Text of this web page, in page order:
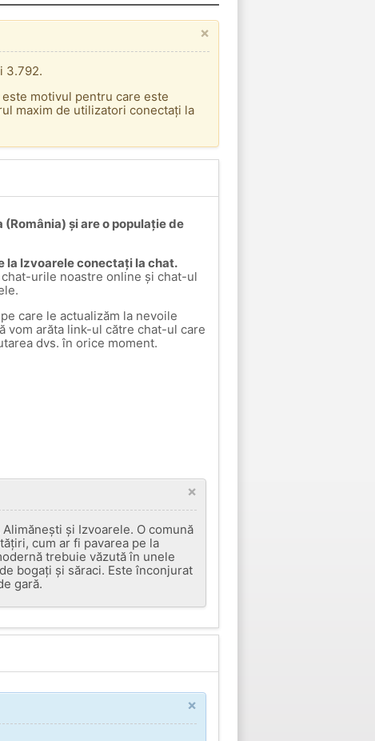
×
3.792.
motivul pentru care este
maxim de utilizatori conectați la
și are o populație de
la Izvoarele conectați la chat.
urile noastre online și chat-ul
care le actualizăm la nevoile
vom arăta link-ul către chat-ul care
dvs. în orice moment.
×
și Izvoarele. O comună
cum ar fi pavarea pe la
trebuie văzută în unele
bogați și săraci. Este înconjurat
gară.
×